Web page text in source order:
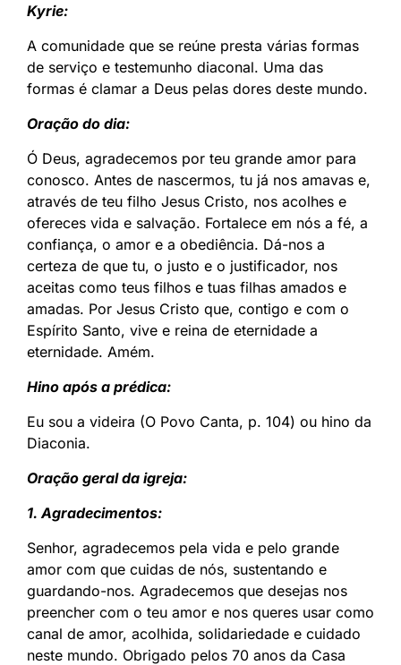
Kyrie:
A comunidade que se reúne presta várias formas
de serviço e testemunho diaconal. Uma das
formas é clamar a Deus pelas dores deste mundo.
Oração do dia:
Ó Deus, agradecemos por teu grande amor para
conosco. Antes de nascermos, tu já nos amavas e,
através de teu filho Jesus Cristo, nos acolhes e
ofereces vida e salvação. Fortalece em nós a fé, a
confiança, o amor e a obediência. Dá-nos a
certeza de que tu, o justo e o justificador, nos
aceitas como teus filhos e tuas filhas amados e
amadas. Por Jesus Cristo que, contigo e com o
Espírito Santo, vive e reina de eternidade a
eternidade. Amém.
Hino após a prédica:
Eu sou a videira (O Povo Canta, p. 104) ou hino da
Diaconia.
Oração geral da igreja:
1. Agradecimentos:
Senhor, agradecemos pela vida e pelo grande
amor com que cuidas de nós, sustentando e
guardando-nos. Agradecemos que desejas nos
preencher com o teu amor e nos queres usar como
canal de amor, acolhida, solidariedade e cuidado
neste mundo. Obrigado pelos 70 anos da Casa